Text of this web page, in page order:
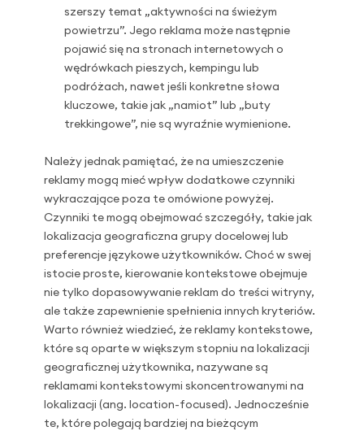
szerszy temat „aktywności na świeżym
powietrzu”. Jego reklama może następnie
pojawić się na stronach internetowych o
wędrówkach pieszych, kempingu lub
podróżach, nawet jeśli konkretne słowa
kluczowe, takie jak „namiot” lub „buty
trekkingowe”, nie są wyraźnie wymienione.
Należy jednak pamiętać, że na umieszczenie
reklamy mogą mieć wpływ dodatkowe czynniki
wykraczające poza te omówione powyżej.
Czynniki te mogą obejmować szczegóły, takie jak
lokalizacja geograficzna grupy docelowej lub
preferencje językowe użytkowników. Choć w swej
istocie proste, kierowanie kontekstowe obejmuje
nie tylko dopasowywanie reklam do treści witryny,
ale także zapewnienie spełnienia innych kryteriów.
Warto również wiedzieć, że reklamy kontekstowe,
które są oparte w większym stopniu na lokalizacji
geograficznej użytkownika, nazywane są
reklamami kontekstowymi skoncentrowanymi na
lokalizacji (ang. location-focused). Jednocześnie
te, które polegają bardziej na bieżącym